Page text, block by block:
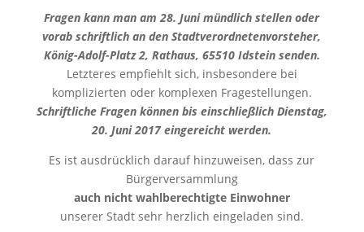
Fragen kann man am 28. Juni mündlich stellen oder
vorab schriftlich an den Stadtverordnetenvorsteher,
König-Adolf-Platz 2, Rathaus, 65510 Idstein senden.
Letzteres empfiehlt sich, insbesondere bei
komplizierten oder komplexen Fragestellungen.
Schriftliche Fragen können bis einschließlich Dienstag,
20. Juni 2017 eingereicht werden.
Es ist ausdrücklich darauf hinzuweisen, dass zur
Bürgerversammlung
auch nicht wahlberechtigte Einwohner
unserer Stadt sehr herzlich eingeladen sind.